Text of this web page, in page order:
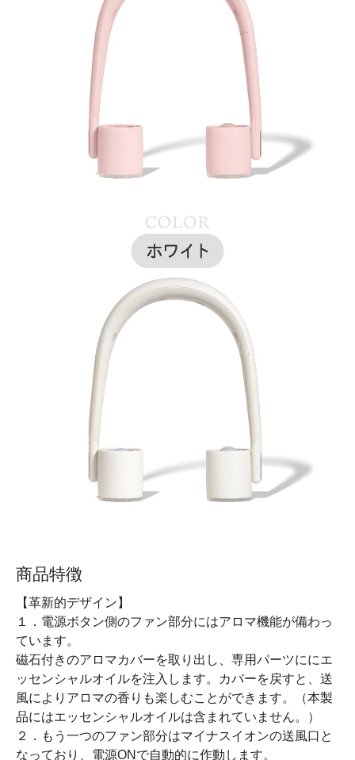
商品特徴
【革新的デザイン】
１．電源ボタン側のファン部分にはアロマ機能が備わっ
ています。
磁石付きのアロマカバーを取り出し、専用パーツににエ
ッセンシャルオイルを注入します。カバーを戻すと、送
風によりアロマの香りも楽しむことができます。（本製
品にはエッセンシャルオイルは含まれていません。）
２．もう一つのファン部分はマイナスイオンの送風口と
なっており、電源ONで自動的に作動します。